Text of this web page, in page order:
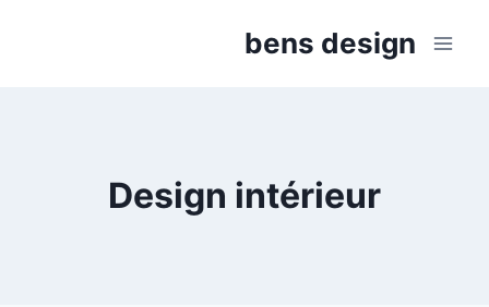
bens design
Design intérieur